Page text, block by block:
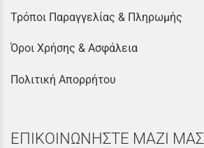
Τρόποι Παραγγελίας & Πληρωμής
Όροι Χρήσης & Ασφάλεια
Πολιτική Απορρήτου
ΕΠΙΚΟΙΝΩΝΗΣΤΕ ΜΑΖΙ ΜΑΣ